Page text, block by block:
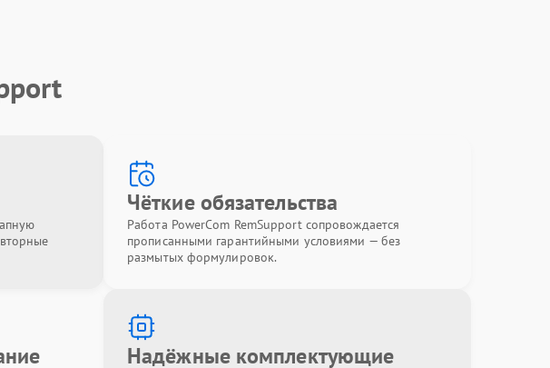
Чёткие обязательства
Работа PowerCom RemSupport сопровождается
прописанными гарантийными условиями — без
размытых формулировок.
Надёжные комплектующие